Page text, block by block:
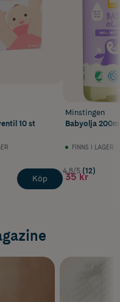
10 st
Köp
Minstingen
Babyolja
FINNS I LAGER
4.8/5 (12)
35 kr